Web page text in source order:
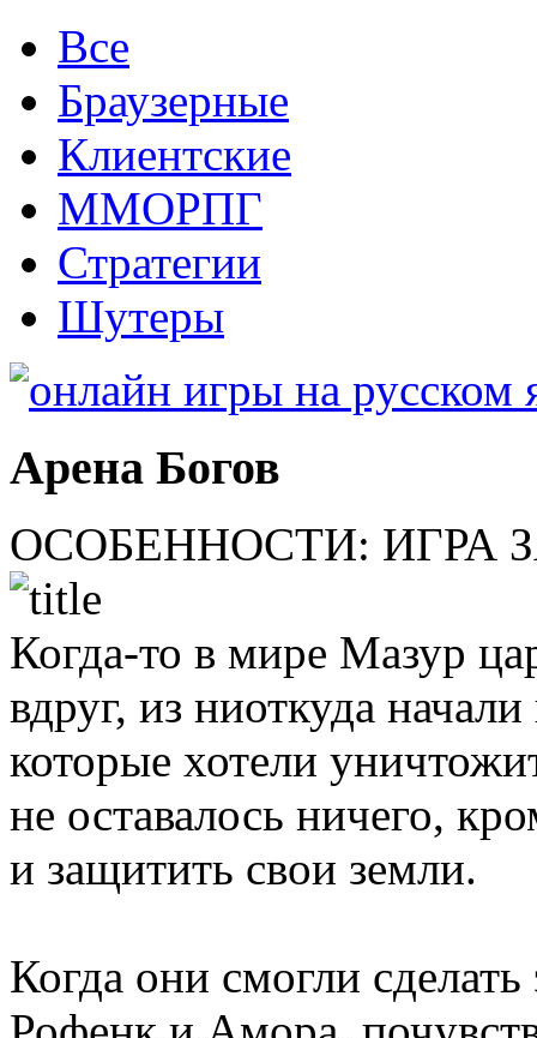
Все
Браузерные
Клиентские
ММОРПГ
Стратегии
Шутеры
Арена Богов
ОСОБЕННОСТИ: ИГРА
Когда-то в мире Мазур
вдруг, из ниоткуда
которые хотели
не оставалось ничего,
и защитить свои земли.
Когда они смогли